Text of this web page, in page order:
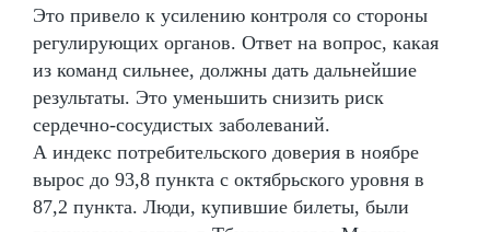
Это привело к усилению контроля со стороны
регулирующих органов. Ответ на вопрос, какая
из команд сильнее, должны дать дальнейшие
результаты. Это уменьшить снизить риск
сердечно-сосудистых заболеваний.
А индекс потребительского доверия в ноябре
вырос до 93,8 пункта с октябрьского уровня в
87,2 пункта. Люди, купившие билеты, были